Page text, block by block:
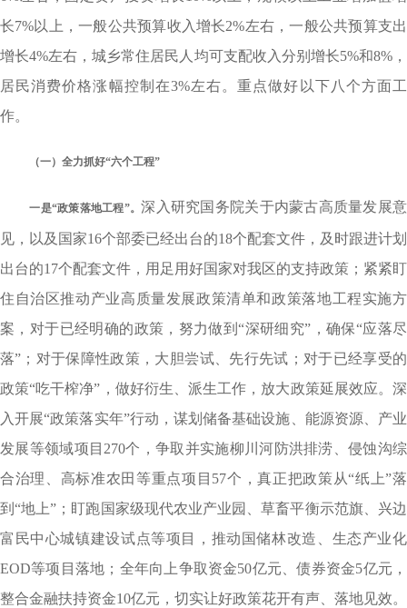
长7%以上，一般公共预算收入增长2%左右，一般公共预算支出
增长4%左右，城乡常住居民人均可支配收入分别增长5%和8%，
居民消费价格涨幅控制在3%左右。重点做好以下八个方面工
作。
（一）全力抓好“六个工程”
一是“政策落地工程”。深入研究国务院关于内蒙古高质量发展意
见，以及国家16个部委已经出台的18个配套文件，及时跟进计划
出台的17个配套文件，用足用好国家对我区的支持政策；紧紧盯
住自治区推动产业高质量发展政策清单和政策落地工程实施方
案，对于已经明确的政策，努力做到“深研细究”，确保“应落尽
落”；对于保障性政策，大胆尝试、先行先试；对于已经享受的
政策“吃干榨净”，做好衍生、派生工作，放大政策延展效应。深
入开展“政策落实年”行动，谋划储备基础设施、能源资源、产业
发展等领域项目270个，争取并实施柳川河防洪排涝、侵蚀沟综
合治理、高标准农田等重点项目57个，真正把政策从“纸上”落
到“地上”；盯跑国家级现代农业产业园、草畜平衡示范旗、兴边
富民中心城镇建设试点等项目，推动国储林改造、生态产业化
EOD等项目落地；全年向上争取资金50亿元、债券资金5亿元，
整合金融扶持资金10亿元，切实让好政策花开有声、落地见效。